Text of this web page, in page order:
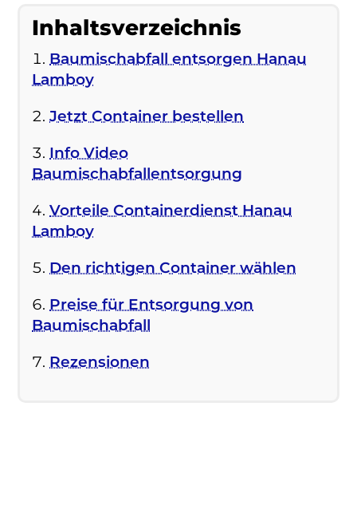
Inhaltsverzeichnis
Baumischabfall entsorgen Hanau
Lamboy
Jetzt Container bestellen
Info Video
Baumischabfallentsorgung
Vorteile Containerdienst Hanau
Lamboy
Den richtigen Container wählen
Preise für Entsorgung von
Baumischabfall
Rezensionen